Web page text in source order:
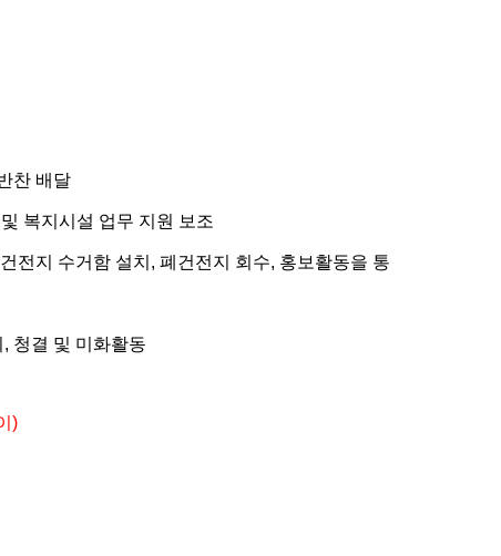
찬 배달
복지시설 업무 지원 보조
전지 수거함 설치 , 폐건전지 회수, 홍보활동을 통
, 청결 및 미화활동
)